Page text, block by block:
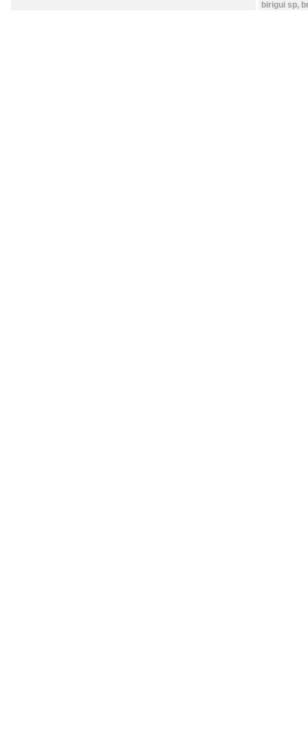
birigui sp,